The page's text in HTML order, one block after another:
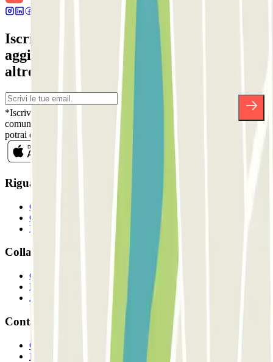
Iscriviti alla nostra Newsletter e rimani
aggiornato su sconti, concorsi e tante
altre sorprese.
*Iscrivendoti, accetti la nostra Informativa sulla Privacy per ricevere
comunicazioni commerciali da Parclick. Senza alcun impegno,
potrai disiscriverti quando vuoi direttamente dalla stessa newsletter.
Riguardo a Parclcik
Chi siamo
Come funziona?
I Nostri Parcheggi
Collaboriamo?
Collaboratori
Proprietari di parcheggio
Affiliati
Contatto
Contattaci
FAQ